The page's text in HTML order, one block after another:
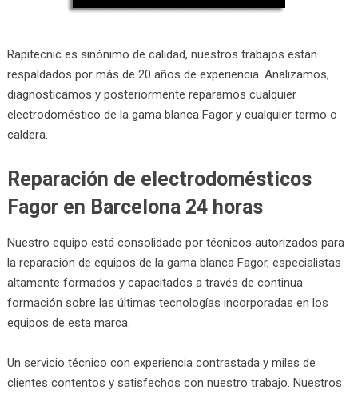
Rapitecnic es sinónimo de calidad, nuestros trabajos están
respaldados por más de 20 años de experiencia. Analizamos,
diagnosticamos y posteriormente reparamos cualquier
electrodoméstico de la gama blanca Fagor y cualquier termo o
caldera.
Reparación de electrodomésticos
Fagor en Barcelona 24 horas
Nuestro equipo está consolidado por técnicos autorizados para
la reparación de equipos de la gama blanca Fagor, especialistas
altamente formados y capacitados a través de continua
formación sobre las últimas tecnologías incorporadas en los
equipos de esta marca.
Un servicio técnico con experiencia contrastada y miles de
clientes contentos y satisfechos con nuestro trabajo. Nuestros